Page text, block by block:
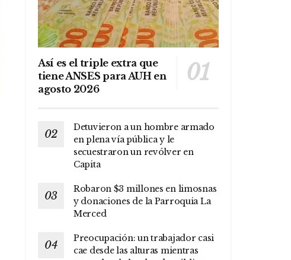
Así es el triple extra que
tiene ANSES para AUH en
agosto 2026
Detuvieron a un hombre armado
en plena vía pública y le
secuestraron un revólver en
Capita
Robaron $3 millones en limosnas
y donaciones de la Parroquia La
Merced
Preocupación: un trabajador casi
cae desde las alturas mientras